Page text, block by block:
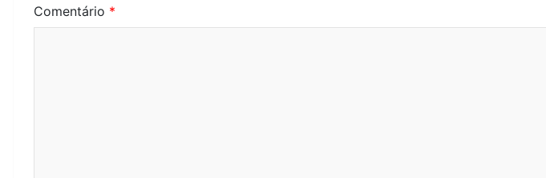
Comentário *